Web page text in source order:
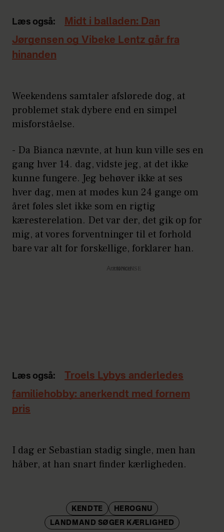
Læs også:
Midt i balladen: Dan
Jørgensen og Vibeke Lentz går fra
hinanden
Weekendens samtaler afslørede dog, at
problemet stak dybere end en simpel
misforståelse.
- Da Bianca nævnte, at hun kun ville ses en
gang hver 14. dag, vidste jeg, at det ikke
kunne fungere. Jeg behøver ikke at ses
hver dag, men at mødes kun 24 gange om
året føles slet ikke som en rigtig
kæresterelation. Det var der, det gik op for
mig, at vores forventninger til et forhold
bare var alt for forskellige, forklarer han.
Annonce
Læs også:
Troels Lybys anderledes
familiehobby: anerkendt med fornem
pris
I dag er Sebastian stadig single, men han
håber, at han snart finder kærligheden.
KENDTE
HEROGNU
LANDMAND SØGER KÆRLIGHED